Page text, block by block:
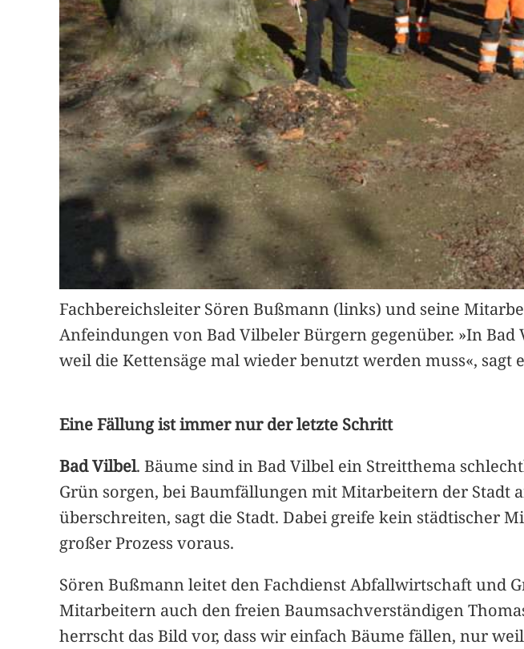
Fachbereichsleiter Sören Bußmann (links) und seine
Anfeindungen von Bad Vilbeler Bürgern gegenüber. »In
weil die Kettensäge mal wieder benutzt werden muss«, sagt
Eine Fällung ist immer nur der letzte Schritt
Bad Vilbel. Bäume sind in Bad Vilbel ein Streitthema
Grün sorgen, bei Baumfällungen mit Mitarbeitern der Stadt
überschreiten, sagt die Stadt. Dabei greife kein städtischer
großer Prozess voraus.
Sören Bußmann leitet den Fachdienst Abfallwirtschaft und
Mitarbeitern auch den freien Baumsachverständigen
herrscht das Bild vor, dass wir einfach Bäume fällen, nur